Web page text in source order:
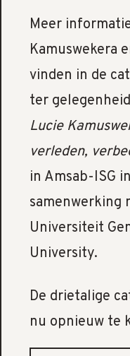
Meer
Kamuswekera
vinden in de
ter
Lucie
verleden,
in Amsab-ISG
samenwerking
Universiteit
University.
De drietalige
nu opnieuw te